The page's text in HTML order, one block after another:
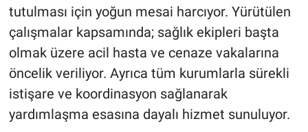
tutulması için yoğun mesai harcıyor. Yürütülen
çalışmalar kapsamında; sağlık ekipleri başta
olmak üzere acil hasta ve cenaze vakalarına
öncelik veriliyor. Ayrıca tüm kurumlarla sürekli
istişare ve koordinasyon sağlanarak
yardımlaşma esasına dayalı hizmet sunuluyor.